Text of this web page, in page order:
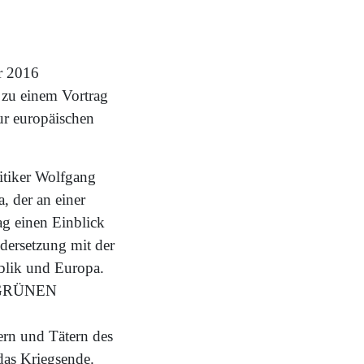
2016
einem Vortrag
europäischen
Wolfgang
der an einer
einen Einblick
mit der
und Europa.
und Tätern des
Kriegsende.